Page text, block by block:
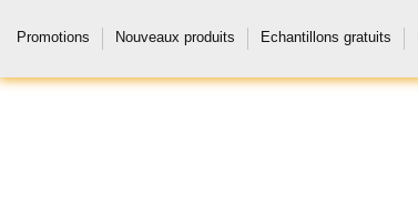
Promotions Nouveaux produits Echantillons gratuits